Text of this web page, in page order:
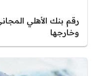
رقم بنك الأهلي
وخارجها